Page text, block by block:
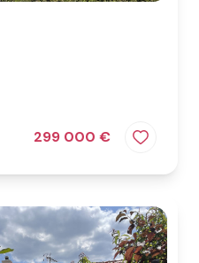
299 000 €